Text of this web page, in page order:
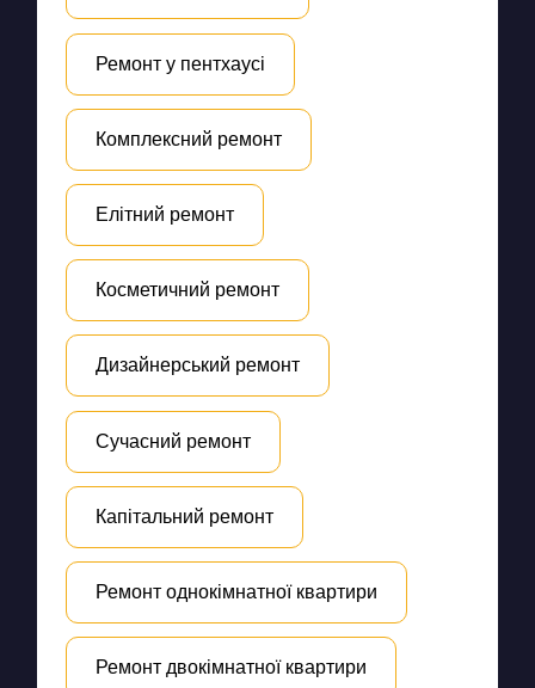
Ремонт у пентхаусі
Комплексний ремонт
Елітний ремонт
Косметичний ремонт
Дизайнерський ремонт
Сучасний ремонт
Капітальний ремонт
Ремонт однокімнатної квартири
Ремонт двокімнатної квартири